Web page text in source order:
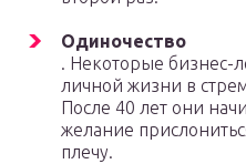
Одиночество
. Некоторые бизнес-
личной жизни в
После 40 лет они
желание
плечу.